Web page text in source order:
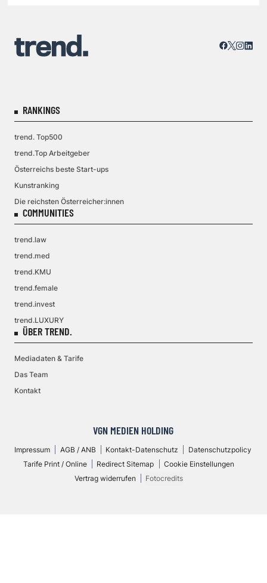
RANKINGS
trend. Top500
trend.Top Arbeitgeber
Österreichs beste Start-ups
Kunstranking
Die reichsten Österreicher:innen
COMMUNITIES
trend.law
trend.med
trend.KMU
trend.female
trend.invest
trend.LUXURY
ÜBER TREND.
Mediadaten & Tarife
Das Team
Kontakt
VGN MEDIEN HOLDING
Impressum AGB / ANB Kontakt-Datenschutz
Datenschutzpolicy
Tarife Print / Online
Redirect Sitemap
Cookie Einstellungen
Vertrag widerrufen
Fotocredits